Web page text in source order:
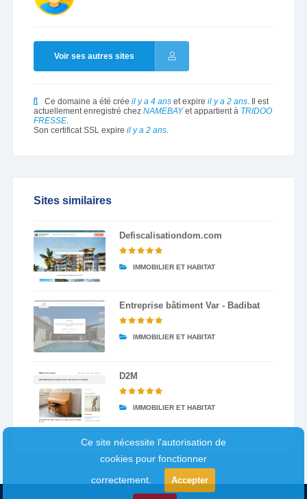
Voir ses autres sites
Ce domaine a été crée il y a 4 anset expire il y a 2 ans. Il est
actuellement enregistré chez NAMEBAYet appartient à TRIDOO
FRESSE.
Son certificat SSL expire il y a 2 ans.
Sites similaires
Defiscalisationdom.com
IMMOBILIER ET HABITAT
Entreprise bâtiment Var - Badibat
IMMOBILIER ET HABITAT
D2M
IMMOBILIER ET HABITAT
Ce site nécessite l'autorisation de
cookies pour fonctionner
correctement.
Accepter